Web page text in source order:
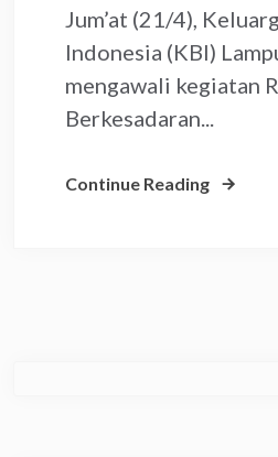
Jum’at (21/4),
Indonesia (KBI)
mengawali kegiatan
Berkesadaran...
Continue Reading